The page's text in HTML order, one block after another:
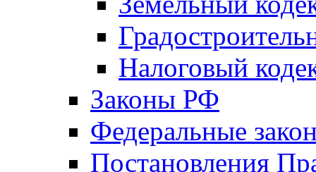
Налоговый
Законы РФ
Федеральные
Постановления